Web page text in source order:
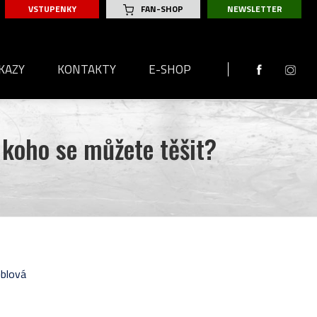
VSTUPENKY FAN-SHOP NEWSLETTER
KONTAKTY E-SHOP
se můžete těšit?